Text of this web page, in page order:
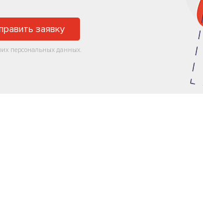
заявку
персональных данных.